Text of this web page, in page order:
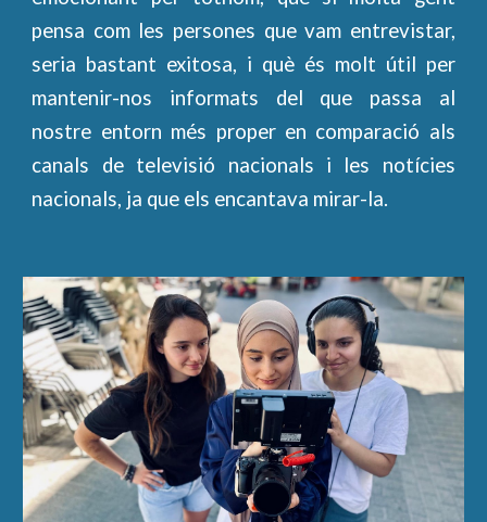
pensa com les persones que vam entrevistar,
seria bastant exitosa, i què és molt útil per
mantenir-nos informats del que passa al
nostre entorn més proper en comparació als
canals de televisió nacionals i les notícies
nacionals, ja que els encantava mirar-la.